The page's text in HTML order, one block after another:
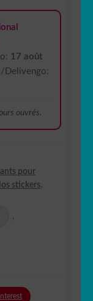
17 août
Delivengo:
ouvrés.
pour
stickers,
,